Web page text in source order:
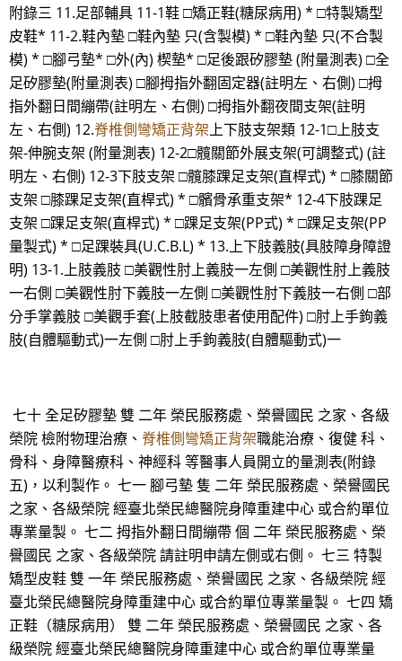
附錄三 11.足部輔具 11-1鞋 □矯正鞋(糖尿病用) * □特製矯型
皮鞋* 11-2.鞋內墊 □鞋內墊 只(含製模) * □鞋內墊 只(不合製
模) * □腳弓墊* □外(內) 楔墊* □足後跟矽膠墊 (附量測表) □全
足矽膠墊(附量測表) □腳拇指外翻固定器(註明左、右側) □拇
指外翻日間繃帶(註明左、右側) □拇指外翻夜間支架(註明
左、右側) 12.脊椎側彎矯正背架上下肢支架類 12-1□上肢支
架-伸腕支架 (附量測表) 12-2□髖關節外展支架(可調整式) (註
明左、右側) 12-3下肢支架 □髖膝踝足支架(直桿式) * □膝關節
支架 □膝踝足支架(直桿式) * □髕骨承重支架* 12-4下肢踝足
支架 □踝足支架(直桿式) * □踝足支架(PP式) * □踝足支架(PP
量製式) * □足踝裝具(U.C.B.L) * 13.上下肢義肢(具肢障身障證
明) 13-1.上肢義肢 □美觀性肘上義肢一左側 □美觀性肘上義肢
一右側 □美觀性肘下義肢一左側 □美觀性肘下義肢一右側 □部
分手掌義肢 □美觀手套(上肢截肢患者使用配件) □肘上手鉤義
肢(自體驅動式)一左側 □肘上手鉤義肢(自體驅動式)一
七十 全足矽膠墊 雙 二年 榮民服務處、榮譽國民 之家、各級
榮院 檢附物理治療、 脊椎側彎矯正背架職能治療、復健 科、
骨科、身障醫療科、神經科 等醫事人員開立的量測表(附錄
五)，以利製作。 七一 腳弓墊 隻 二年 榮民服務處、榮譽國民
之家、各級榮院 經臺北榮民總醫院身障重建中心 或合約單位
專業量製。 七二 拇指外翻日間繃帶 個 二年 榮民服務處、榮
譽國民 之家、各級榮院 請註明申請左側或右側。 七三 特製
矯型皮鞋 雙 一年 榮民服務處、榮譽國民 之家、各級榮院 經
臺北榮民總醫院身障重建中心 或合約單位專業量製。 七四 矯
正鞋（糖尿病用） 雙 二年 榮民服務處、榮譽國民 之家、各
級榮院 經臺北榮民總醫院身障重建中心 或合約單位專業量